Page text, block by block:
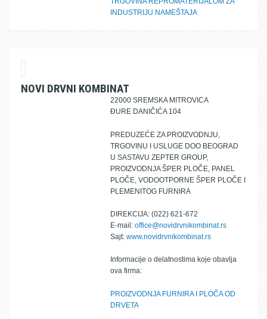
INDUSTRIJU NAMEŠTAJA
NOVI DRVNI KOMBINAT
22000 SREMSKA MITROVICA
ĐURE DANIČIĆA 104
PREDUZEĆE ZA PROIZVODNJU,
TRGOVINU I USLUGE DOO BEOGRAD
U SASTAVU ZEPTER GROUP,
PROIZVODNJA ŠPER PLOČE, PANEL
PLOČE, VODOOTPORNE ŠPER PLOČE I
PLEMENITOG FURNIRA
DIREKCIJA: (022) 621-672
E-mail: office@novidrvnikombinat.rs
Sajt: www.novidrvnikombinat.rs
Informacije o delatnostima koje obavlja
ova firma:
PROIZVODNJA FURNIRA I PLOČA OD
DRVETA